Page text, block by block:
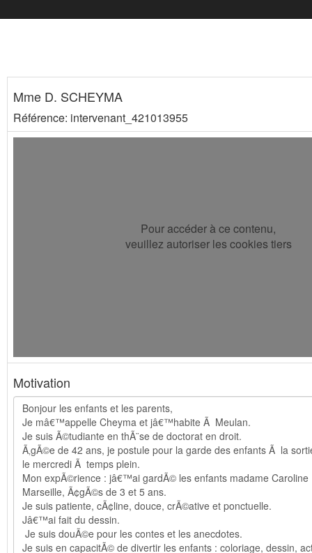
Mme D. SCHEYMA
Référence: intervenant_421013955
Pour accéder à ce contenu,
veuillez autoriser les cookies tiers
Motivation